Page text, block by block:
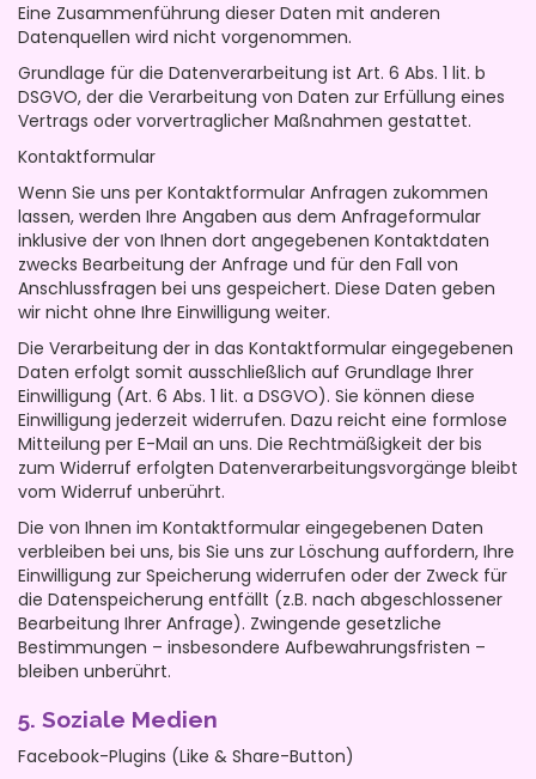
Eine Zusammenführung dieser Daten mit anderen
Datenquellen wird nicht vorgenommen.
Grundlage für die Datenverarbeitung ist Art. 6 Abs. 1 lit. b
DSGVO, der die Verarbeitung von Daten zur Erfüllung eines
Vertrags oder vorvertraglicher Maßnahmen gestattet.
Kontaktformular
Wenn Sie uns per Kontaktformular Anfragen zukommen
lassen, werden Ihre Angaben aus dem Anfrageformular
inklusive der von Ihnen dort angegebenen Kontaktdaten
zwecks Bearbeitung der Anfrage und für den Fall von
Anschlussfragen bei uns gespeichert. Diese Daten geben
wir nicht ohne Ihre Einwilligung weiter.
Die Verarbeitung der in das Kontaktformular eingegebenen
Daten erfolgt somit ausschließlich auf Grundlage Ihrer
Einwilligung (Art. 6 Abs. 1 lit. a DSGVO). Sie können diese
Einwilligung jederzeit widerrufen. Dazu reicht eine formlose
Mitteilung per E-Mail an uns. Die Rechtmäßigkeit der bis
zum Widerruf erfolgten Datenverarbeitungsvorgänge bleibt
vom Widerruf unberührt.
Die von Ihnen im Kontaktformular eingegebenen Daten
verbleiben bei uns, bis Sie uns zur Löschung auffordern, Ihre
Einwilligung zur Speicherung widerrufen oder der Zweck für
die Datenspeicherung entfällt (z.B. nach abgeschlossener
Bearbeitung Ihrer Anfrage). Zwingende gesetzliche
Bestimmungen – insbesondere Aufbewahrungsfristen –
bleiben unberührt.
5. Soziale Medien
Facebook-Plugins (Like & Share-Button)